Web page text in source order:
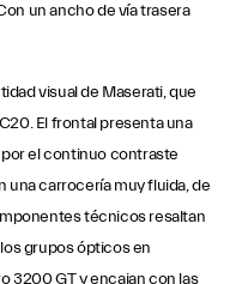
un ancho de vía trasera
visual de Maserati, que
El frontal presenta una
por el continuo contraste
una carrocería muy fluida, de
técnicos resaltan
grupos ópticos en
3200 GT y encajan con las